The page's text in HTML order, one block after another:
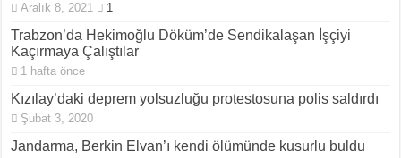
Aralık 8, 2021 1
Trabzon’da Hekimoğlu Döküm’de Sendikalaşan İşçiyi
Kaçırmaya Çalıştılar
1 hafta önce
Kızılay’daki deprem yolsuzluğu protestosuna polis saldırdı
Şubat 3, 2020
Jandarma, Berkin Elvan’ı kendi ölümünde kusurlu buldu